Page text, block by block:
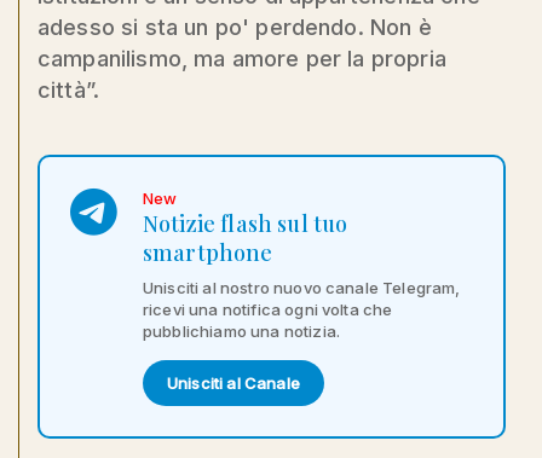
adesso si sta un po' perdendo. Non è
campanilismo, ma amore per la propria
città”.
New
Notizie flash sul tuo
smartphone
Unisciti al nostro nuovo canale Telegram,
ricevi una notifica ogni volta che
pubblichiamo una notizia.
Unisciti al Canale